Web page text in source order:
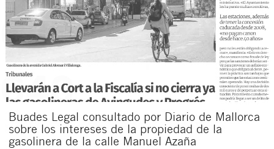
Buades Legal consultado por Diario de Mallorca
sobre los intereses de la propiedad de la
gasolinera de la calle Manuel Azaña